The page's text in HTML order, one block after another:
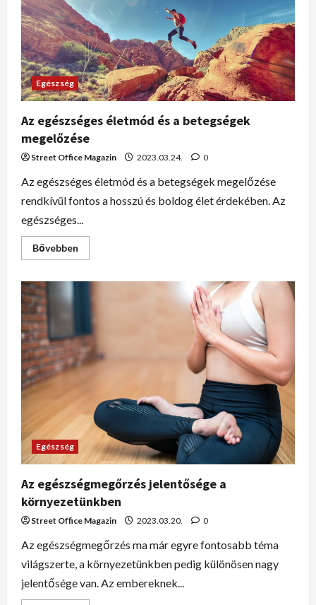
Egészség
Az egészséges életmód és a betegségek
megelőzése
Street Office Magazin 2023.03.24. 0
Az egészséges életmód és a betegségek megelőzése
rendkívül fontos a hosszú és boldog élet érdekében. Az
egészséges...
Bővebben
Egészség
Az egészségmegőrzés jelentősége a
környezetünkben
Street Office Magazin 2023.03.20. 0
Az egészségmegőrzés ma már egyre fontosabb téma
világszerte, a környezetünkben pedig különösen nagy
jelentősége van. Az embereknek...